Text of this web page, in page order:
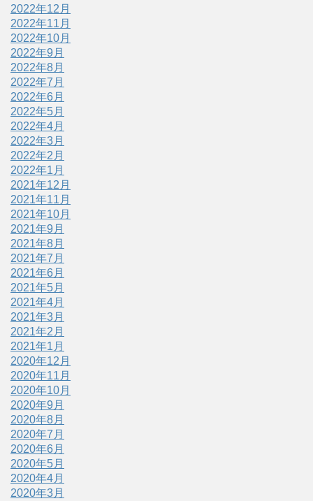
2022年12月
2022年11月
2022年10月
2022年9月
2022年8月
2022年7月
2022年6月
2022年5月
2022年4月
2022年3月
2022年2月
2022年1月
2021年12月
2021年11月
2021年10月
2021年9月
2021年8月
2021年7月
2021年6月
2021年5月
2021年4月
2021年3月
2021年2月
2021年1月
2020年12月
2020年11月
2020年10月
2020年9月
2020年8月
2020年7月
2020年6月
2020年5月
2020年4月
2020年3月